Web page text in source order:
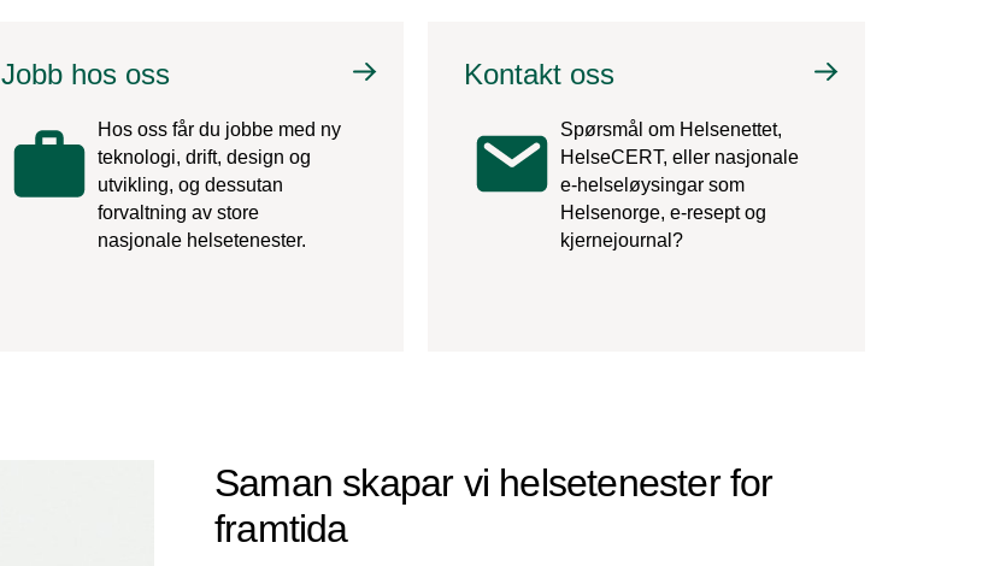
Jobb hos oss
Hos oss får du jobbe med ny
teknologi, drift, design og
utvikling, og dessutan
forvaltning av store
nasjonale helsetenester.
Kontakt oss
Spørsmål om Helsenettet,
HelseCERT, eller nasjonale
e-helseløysingar som
Helsenorge, e-resept og
kjernejournal?
Saman skapar vi helsetenester for
framtida